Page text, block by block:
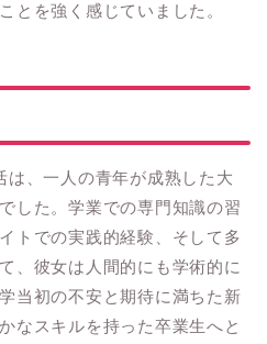
とを強く感じていました。
は、一人の青年が成熟した大
した。学業での専門知識の習
トでの実践的経験、そして多
、彼女は人間的にも学術的に
当初の不安と期待に満ちた新
なスキルを持った卒業生へと